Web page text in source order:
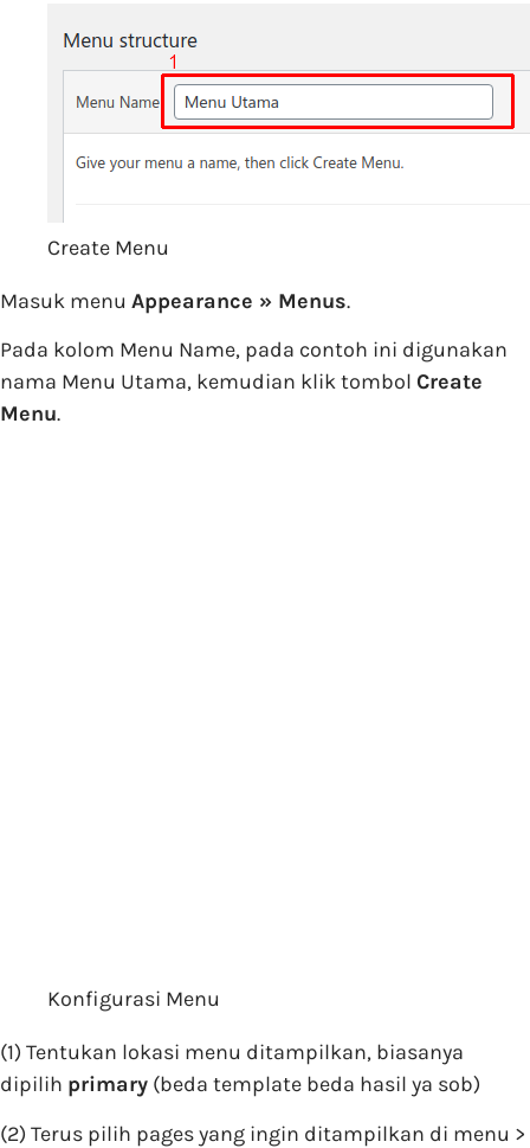
Create Menu
Masuk menu Appearance » Menus.
Pada kolom Menu Name, pada contoh ini digunakan
nama Menu Utama, kemudian klik tombol Create
Menu.
Konfigurasi Menu
(1) Tentukan lokasi menu ditampilkan, biasanya
dipilih primary (beda template beda hasil ya sob)
(2) Terus pilih pages yang ingin ditampilkan di menu >